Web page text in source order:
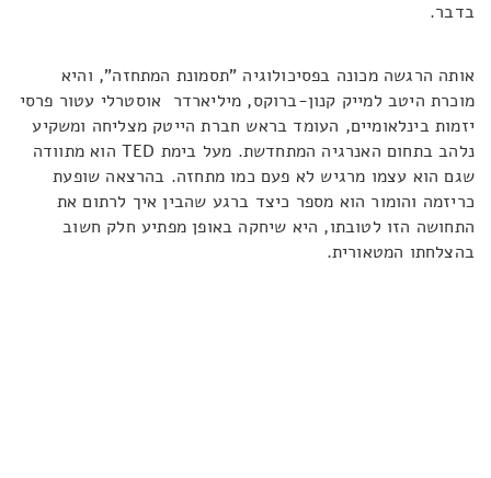
בדבר.
אותה הרגשה מכונה בפסיכולוגיה "תסמונת המתחזה", והיא
מוכרת היטב למייק קנון-ברוקס, מיליארדר אוסטרלי עטור פרסי
יזמות בינלאומיים, העומד בראש חברת הייטק מצליחה ומשקיע
נלהב בתחום האנרגיה המתחדשת. מעל בימת TED הוא מתוודה
שגם הוא עצמו מרגיש לא פעם כמו מתחזה. בהרצאה שופעת
כריזמה והומור הוא מספר כיצד ברגע שהבין איך לרתום את
התחושה הזו לטובתו, היא שיחקה באופן מפתיע חלק חשוב
בהצלחתו המטאורית.